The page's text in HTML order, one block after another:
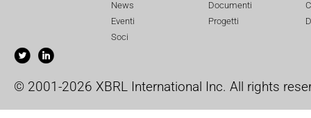
News
Eventi
Soci
Documenti
Progetti
© 2001-2026 XBRL International Inc. All rights